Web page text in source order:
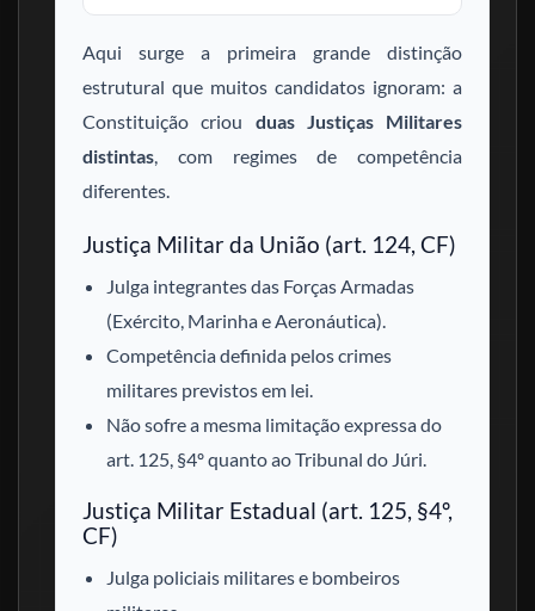
Aqui surge a primeira grande distinção
estrutural que muitos candidatos ignoram: a
Constituição criou duas Justiças Militares
distintas, com regimes de competência
diferentes.
Justiça Militar da União (art. 124, CF)
Julga integrantes das Forças Armadas
(Exército, Marinha e Aeronáutica).
Competência definida pelos crimes
militares previstos em lei.
Não sofre a mesma limitação expressa do
art. 125, §4º quanto ao Tribunal do Júri.
Justiça Militar Estadual (art. 125, §4º,
CF)
Julga policiais militares e bombeiros